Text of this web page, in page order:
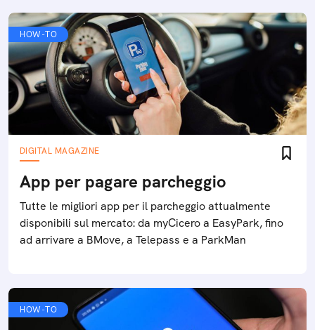
HOW-TO
DIGITAL MAGAZINE
App per pagare parcheggio
Tutte le migliori app per il parcheggio attualmente
disponibili sul mercato: da myCicero a EasyPark, fino
ad arrivare a BMove, a Telepass e a ParkMan
HOW-TO